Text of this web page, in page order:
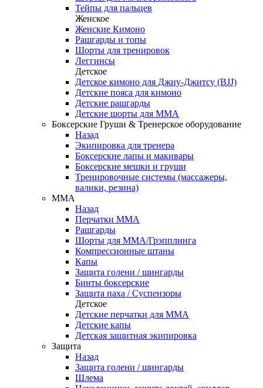
Тейпы для пальцев
Женское
Женские Кимоно
Рашгарды и топы
Шорты для тренировок
Леггинсы
Детское
Детское кимоно для Джиу-Джитсу (BJJ)
Детские пояса для кимоно
Детские рашгарды
Детские шорты для ММА
Боксерские Груши & Тренерское оборудование
Назад
Экипировка для тренера
Боксерские лапы и макивары
Боксерские мешки и груши
Тренировочные системы (массажеры,
валики, резина)
ММА
Назад
Перчатки ММА
Рашгарды
Шорты для ММА/Грэпплинга
Компрессионные штаны
Капы
Защита голени / шингарды
Бинты боксерские
Защита паха / Суспензоры
Детское
Детские перчатки для ММА
Детские капы
Детская защитная экипировка
Защита
Назад
Защита голени / шингарды
Шлема